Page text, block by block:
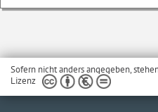
Sofern nicht anders angegeben,
Lizenz